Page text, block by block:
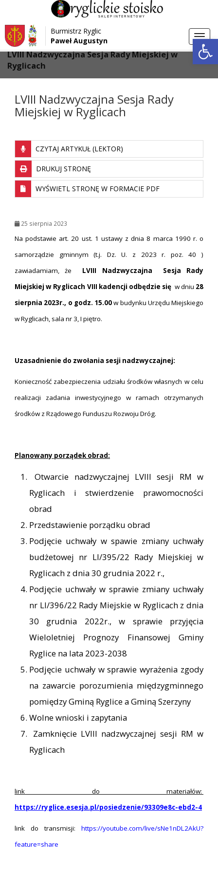
Przejdź do menu
Przejdź do głównej treści strony
Przejdź do stopki strony
Burmistrz Ryglic
Paweł Augustyn
Strona główna > Aktualności
LVIII Nadzwyczajna Sesja Rady Miejskiej w
Ryglicach
LVIII Nadzwyczajna Sesja Rady
Miejskiej w Ryglicach
CZYTAJ ARTYKUŁ (LEKTOR)
DRUKUJ STRONĘ
WYŚWIETL STRONĘ W FORMACIE PDF
25 sierpnia 2023
Na podstawie art. 20 ust. 1 ustawy z dnia 8 marca 1990 r. o
samorządzie gminnym (t.j. Dz. U. z 2023 r. poz. 40 )
zawiadamiam, że LVIII Nadzwyczajna Sesja Rady
Miejskiej w Ryglicach VIII kadencji odbędzie się w dniu 28
sierpnia 2023r., o godz. 15.00w budynku Urzędu Miejskiego
w Ryglicach, sala nr 3, I piętro.
Uzasadnienie do zwołania sesji nadzwyczajnej:
Konieczność zabezpieczenia udziału środków własnych w celu
realizacji zadania inwestycyjnego w ramach otrzymanych
środków z Rządowego Funduszu Rozwoju Dróg.
Planowany porządek obrad:
Otwarcie nadzwyczajnej LVIII sesji RM w
Ryglicach i stwierdzenie prawomocności
obrad
Przedstawienie porządku obrad
Podjęcie uchwały w spawie zmiany uchwały
budżetowej nr LI/395/22 Rady Miejskiej w
Ryglicach z dnia 30 grudnia 2022 r.,
Podjęcie uchwały w sprawie zmiany uchwały
nr LI/396/22 Rady Miejskie w Ryglicach z dnia
30 grudnia 2022r., w sprawie przyjęcia
Wieloletniej Prognozy Finansowej Gminy
Ryglice na lata 2023-2038
Podjęcie uchwały w sprawie wyrażenia zgody
na zawarcie porozumienia międzygminnego
pomiędzy Gminą Ryglice a Gminą Szerzyny
Wolne wnioski i zapytania
Zamknięcie LVIII nadzwyczajnej sesji RM w
Ryglicach
link do materiałów:
https://ryglice.esesja.pl/posiedzenie/93309e8c-ebd2-4
link do transmisji: https://youtube.com/live/sNe1nDL2AkU?
feature=share